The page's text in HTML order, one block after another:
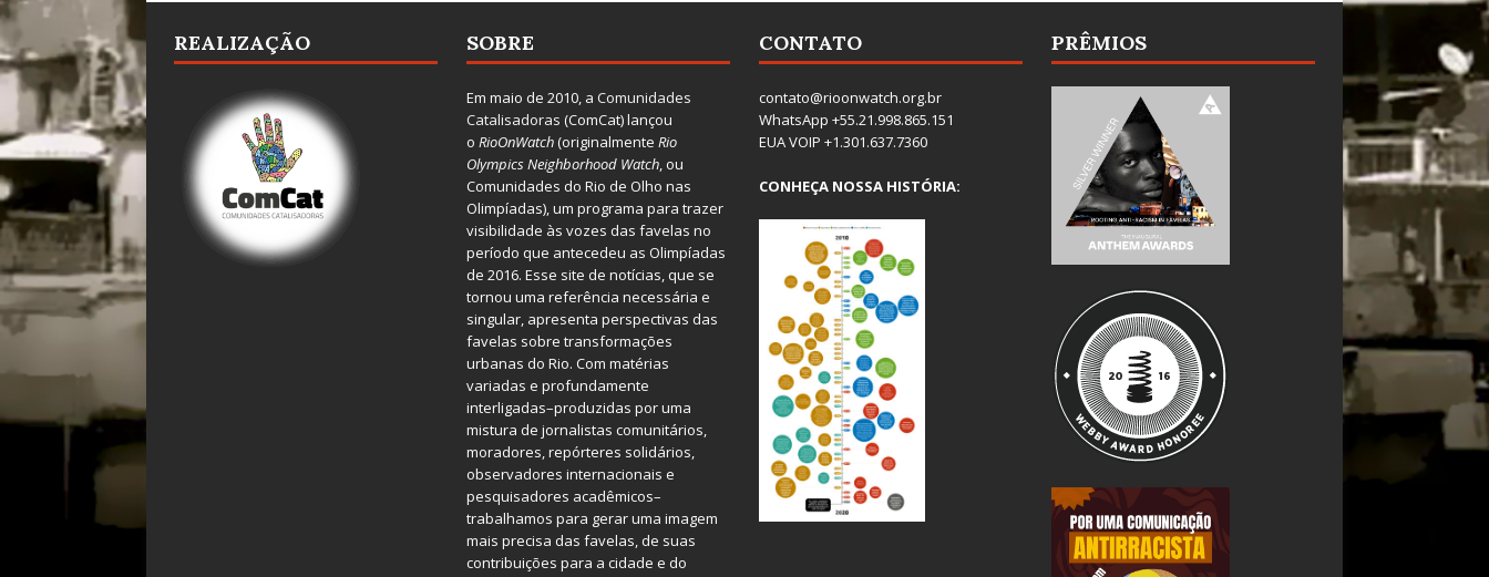
REALIZAÇÃO SOBRE
Em maio de 2010, a Comunidades
Catalisadoras (ComCat) lançou
o RioOnWatch(originalmente Rio
Olympics Neighborhood Watch, ou
Comunidades do Rio de Olho nas
Olimpíadas), um programa para trazer
visibilidade às vozes das favelas no
período que antecedeu as Olimpíadas
de 2016. Esse site de notícias, que se
tornou uma referência necessária e
singular, apresenta perspectivas das
favelas sobre transformações
urbanas do Rio. Com matérias
variadas e profundamente
interligadas–produzidas por uma
mistura de jornalistas comunitários,
moradores, repórteres solidários,
observadores internacionais e
pesquisadores acadêmicos–
trabalhamos para gerar uma imagem
mais precisa das favelas, de suas
contribuições para a cidade e do
CONTATO
contato@rioonwatch.org.br
WhatsApp +55.21.998.865.151
EUA VOIP +1.301.637.7360
CONHEÇA NOSSA HISTÓRIA:
PRÊMIOS